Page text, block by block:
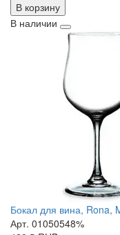
В корзину
В наличии
Бокал для вина, Rona,
Арт. 01050548%